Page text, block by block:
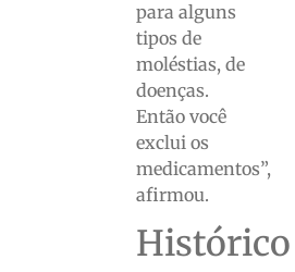
para alguns
tipos de
moléstias, de
doenças.
Então você
exclui os
medicamentos”,
afirmou.
Histórico